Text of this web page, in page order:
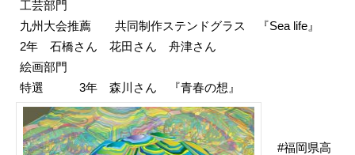
工芸部門
九州大会推薦 共同制作ステンドグラス 『Sea life』
2年 石橋さん 花田さん 舟津さん
絵画部門
特選 3年 森川さん 『青春の想』
福岡県高